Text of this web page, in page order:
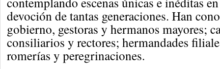
devoción de tantas generaciones. Han
gobierno, gestoras y hermanos mayores;
consiliarios y rectores; hermandades
romerías y peregrinaciones.